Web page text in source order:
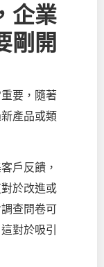
企業
剛開
要，隨著
產品或類
戶反饋，
於改進或
查問卷可
對於吸引